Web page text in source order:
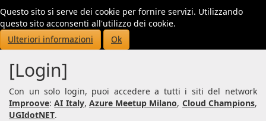
Questo sito si serve dei cookie per fornire servizi. Utilizzando
questo sito acconsenti all'utilizzo dei cookie.
Ulteriori informazioni
Ok
[Login]
Con un solo login, puoi accedere a tutti i siti del network
Improove:AI Italy, Azure Meetup Milano, Cloud Champions,
UGIdotNET.